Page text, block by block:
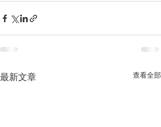
最新文章 查看全部